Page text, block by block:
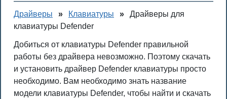
Драйверы » Клавиатуры »
Драйверы для
клавиатуры Defender
Добиться от клавиатуры Defender правильной
работы без драйвера невозможно. Поэтому скачать
и установить драйвер Defender клавиатуры просто
необходимо. Вам необходимо знать название
модели клавиатуры Defender, чтобы найти и скачать